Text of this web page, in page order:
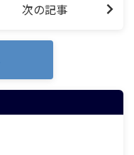
次の記事